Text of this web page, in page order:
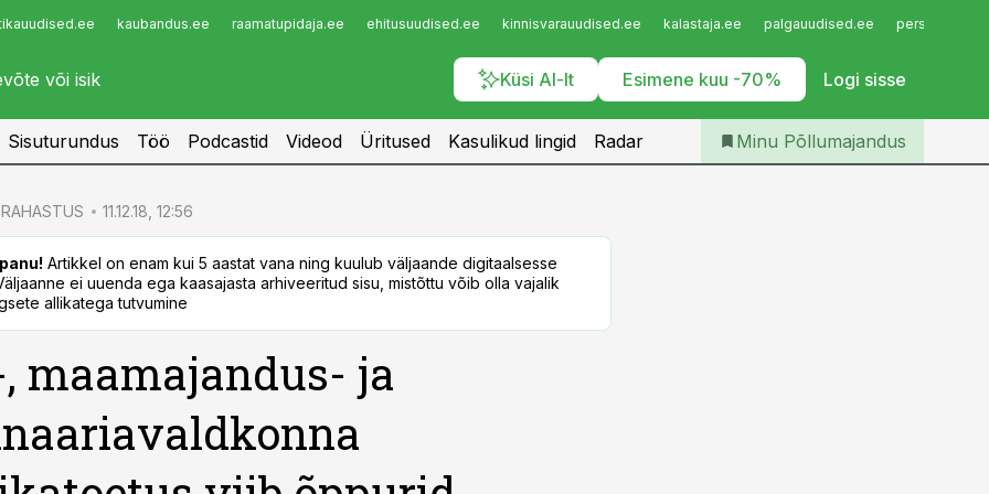
kaubandus.ee raamatupidaja.ee ehitusuudised.ee kinnisvarauudised.ee kalastaja.ee palgauudised.ee
Küsi AI-lt Esimene kuu -70% Logi sisse
Infopank
Iseteenindus
Telli Põllumajandus
Sisuturundus Töö Podcastid Videod Üritused Kasulikud lingid Radar Minu Põllumajandus
11.12.18, 12:56
Artikkel on enam kui 5 aastat vana ning kuulub väljaande digitaalsesse
ei uuenda ega kaasajasta arhiveeritud sisu, mistõttu võib olla vajalik
allikatega tutvumine
maamajandus- ja